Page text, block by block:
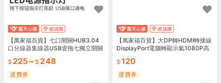
【萬家福百貨】七口開關HUB3.04
口分線器集線器USB壹拖七獨立開關
225~ 248
運費券
【萬家福百貨】大DP轉HDMI轉接線
DisplayPort電腦轉顯示氣1080P高
120
運費券